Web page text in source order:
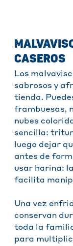
CASEROS
Los
sabrosos y
tienda.
frambuesas,
nubes
sencilla:
luego dejar
antes de
usar harina: la
facilita
Una vez
conservan
toda la
para